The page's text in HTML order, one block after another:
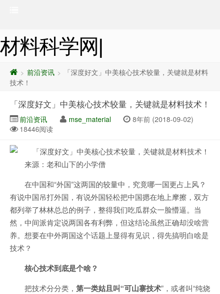
材料科学网|
> 前沿资讯 >
「深度好文」中美核心技术较量，关键就是材料
技术！
「深度好文」中美核心技术较量，关键就是材料技术！
前沿资讯 mse_material
8年前 (2018-09-02)
18446阅读
来源：老和山下的小学僧
在中国和“外国”这两国的较量中，究竟哪一国更占上风？
有说中国吊打外国，有说外国轻松把中国摁在地上摩擦，双方
都列举了林林总总的例子，整得我们吃瓜群众一脸懵逼。当
然，中间派肯定说两国各有利弊，但这结论虽然正确却没啥营
养。想要在中外两国这个话题上显得有见识，得先搞明白啥是
技术？
核心技术到底是个啥？
把技术分分类， 第一类姑且叫“可山寨技术”，或者叫“纯烧